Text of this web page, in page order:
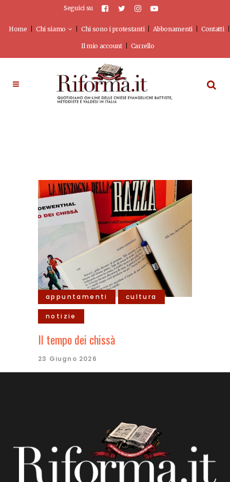
Seguici su
Home Chi siamo Chi sono i protestanti Abbonamenti Contatti
Il mio account Carrello
appuntamenti cultura
notizie
Il tempo dei chissà
23 Giugno 2026